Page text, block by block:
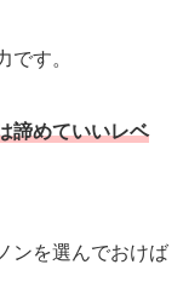
す。
諦めていいレベ
ンを選んでおけば